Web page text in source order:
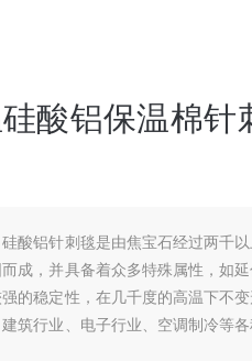
酸铝保温棉针
硅酸铝针刺毯是由焦宝石经过两千
成，并具备着众多特殊属性，如
的稳定性，在几千度的高温下不
筑行业、电子行业、空调制冷等